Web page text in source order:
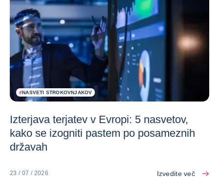
#NASVETI STROKOVNJAKOV
Izterjava terjatev v Evropi: 5 nasvetov,
kako se izogniti pastem po posameznih
državah
23 / 07 / 2026 Izvedite več